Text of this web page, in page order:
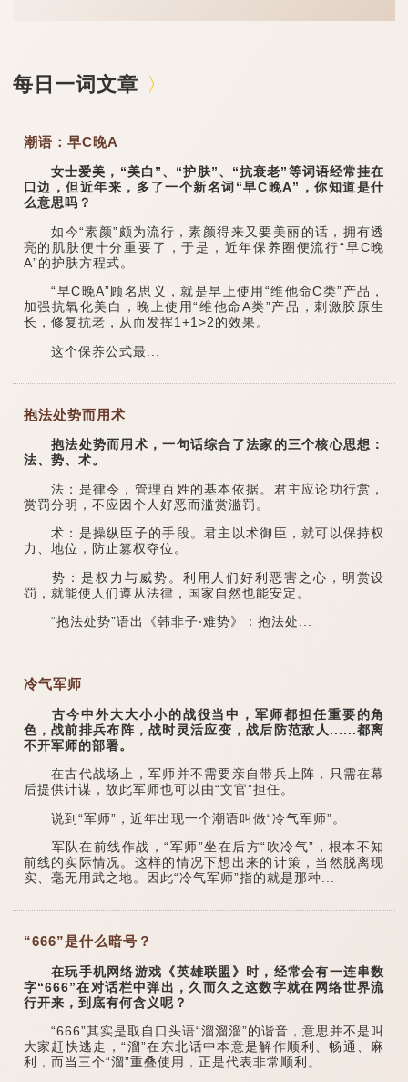
每日一词文章
潮语：早C晚A
女士爱美，“美白”、“护肤”、“抗衰老”等词语经常挂在
口边，但近年来，多了一个新名词“早C晚A”，你知道是什
么意思吗？
如今“素颜”颇为流行，素颜得来又要美丽的话，拥有透
亮的肌肤便十分重要了，于是，近年保养圈便流行“早C晚
A”的护肤方程式。
“早C晚A”顾名思义，就是早上使用“维他命C类”产品，
加强抗氧化美白，晚上使用“维他命A类”产品，刺激胶原生
长，修复抗老，从而发挥1+1>2的效果。
这个保养公式最...
抱法处势而用术
抱法处势而用术，一句话综合了法家的三个核心思想：
法、势、术。
法：是律令，管理百姓的基本依据。君主应论功行赏，
赏罚分明，不应因个人好恶而滥赏滥罚。
术：是操纵臣子的手段。君主以术御臣，就可以保持权
力、地位，防止篡权夺位。
势：是权力与威势。利用人们好利恶害之心，明赏设
罚，就能使人们遵从法律，国家自然也能安定。
“抱法处势”语出《韩非子‧难势》：抱法处...
冷气军师
古今中外大大小小的战役当中，军师都担任重要的角
色，战前排兵布阵，战时灵活应变，战后防范敌人......都离
不开军师的部署。
在古代战场上，军师并不需要亲自带兵上阵，只需在幕
后提供计谋，故此军师也可以由“文官”担任。
说到“军师”，近年出现一个潮语叫做“冷气军师”。
军队在前线作战，“军师”坐在后方“吹冷气”，根本不知
前线的实际情况。这样的情况下想出来的计策，当然脱离现
实、毫无用武之地。因此“冷气军师”指的就是那种...
“666”是什么暗号？
在玩手机网络游戏《英雄联盟》时，经常会有一连串数
字“666”在对话栏中弹出，久而久之这数字就在网络世界流
行开来，到底有何含义呢？
“666”其实是取自口头语“溜溜溜”的谐音，意思并不是叫
大家赶快逃走，“溜”在东北话中本意是解作顺利、畅通、麻
利，而当三个“溜”重叠使用，正是代表非常顺利。